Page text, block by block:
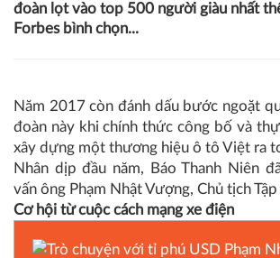
đoàn lọt vào top 500 người giàu nhất
Forbes bình chọn...
Năm 2017 còn đánh dấu bước ngoặt
đoàn này khi chính thức công bố và
xây dựng một thương hiệu ô tô Việt ra
Nhân dịp đầu năm, Báo Thanh Niên
vấn ông Phạm Nhật Vượng, Chủ tịch
Cơ hội từ cuộc cách mạng xe điện